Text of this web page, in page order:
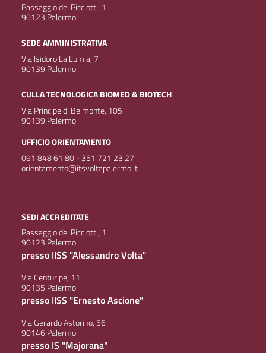
Passaggio dei Picciotti, 1
90123 Palermo
SEDE AMMINISTRATIVA
Via Isidoro La Lumia, 7
90139 Palermo
CULLA TECNOLOGICA BIOMED & BIOTECH
Via Principe di Belmonte, 105
90139 Palermo
UFFICIO ORIENTAMENTO
091 848 61 80 - 351 721 23 27
orientamento@itsvoltapalermo.it
SEDI ACCREDITATE
Passaggio dei Picciotti, 1
90123 Palermo
presso IISS "Alessandro Volta"
Via Centuripe, 11
90135 Palermo
presso IISS "Ernesto Ascione"
Via Gerardo Astorino, 56
90146 Palermo
presso IS "Majorana"